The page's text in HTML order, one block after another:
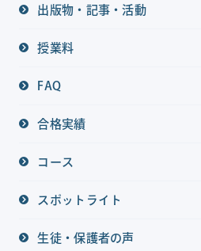
出版物・記事・活動
授業料
FAQ
合格実績
コース
スポットライト
生徒・保護者の声